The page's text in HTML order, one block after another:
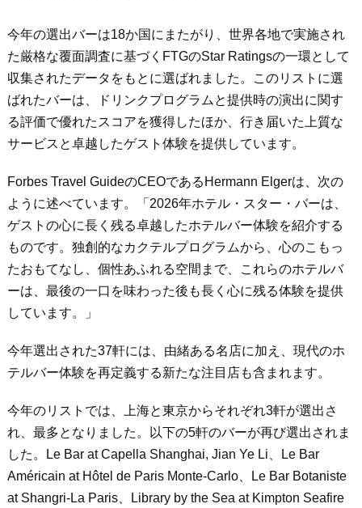
今年の選出バーは18か国にまたがり、世界各地で実施され
た厳格な覆面調査に基づくFTGのStar Ratingsの一環として
収集されたデータをもとに選ばれました。このリストに選
ばれたバーは、ドリンクプログラムと提供時の演出に関す
る評価で優れたスコアを獲得したほか、行き届いた上質な
サービスと卓越したゲスト体験を提供しています。
Forbes Travel GuideのCEOであるHermann Elgerは、次の
ように述べています。「2026年ホテル・スター・バーは、
ゲストの心に長く残る卓越したホテルバー体験を紹介する
ものです。独創的なカクテルプログラムから、心のこもっ
たおもてなし、個性あふれる空間まで、これらのホテルバ
ーは、最後の一口を味わった後も長く心に残る体験を提供
しています。」
今年選出された37軒には、由緒ある名店に加え、現代のホ
テルバー体験を再定義する新たな注目店も含まれます。
今年のリストでは、上海と東京からそれぞれ3軒が選出さ
れ、最多となりました。以下の5軒のバーが再び選出されま
した。Le Bar at Capella Shanghai, Jian Ye Li、Le Bar
Américain at Hôtel de Paris Monte-Carlo、Le Bar Botaniste
at Shangri-La Paris、Library by the Sea at Kimpton Seafire